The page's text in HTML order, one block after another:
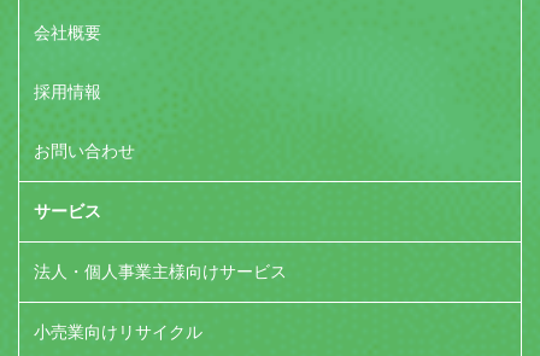
会社概要
採用情報
お問い合わせ
サービス
法人・個人事業主様向けサービス
小売業向けリサイクル